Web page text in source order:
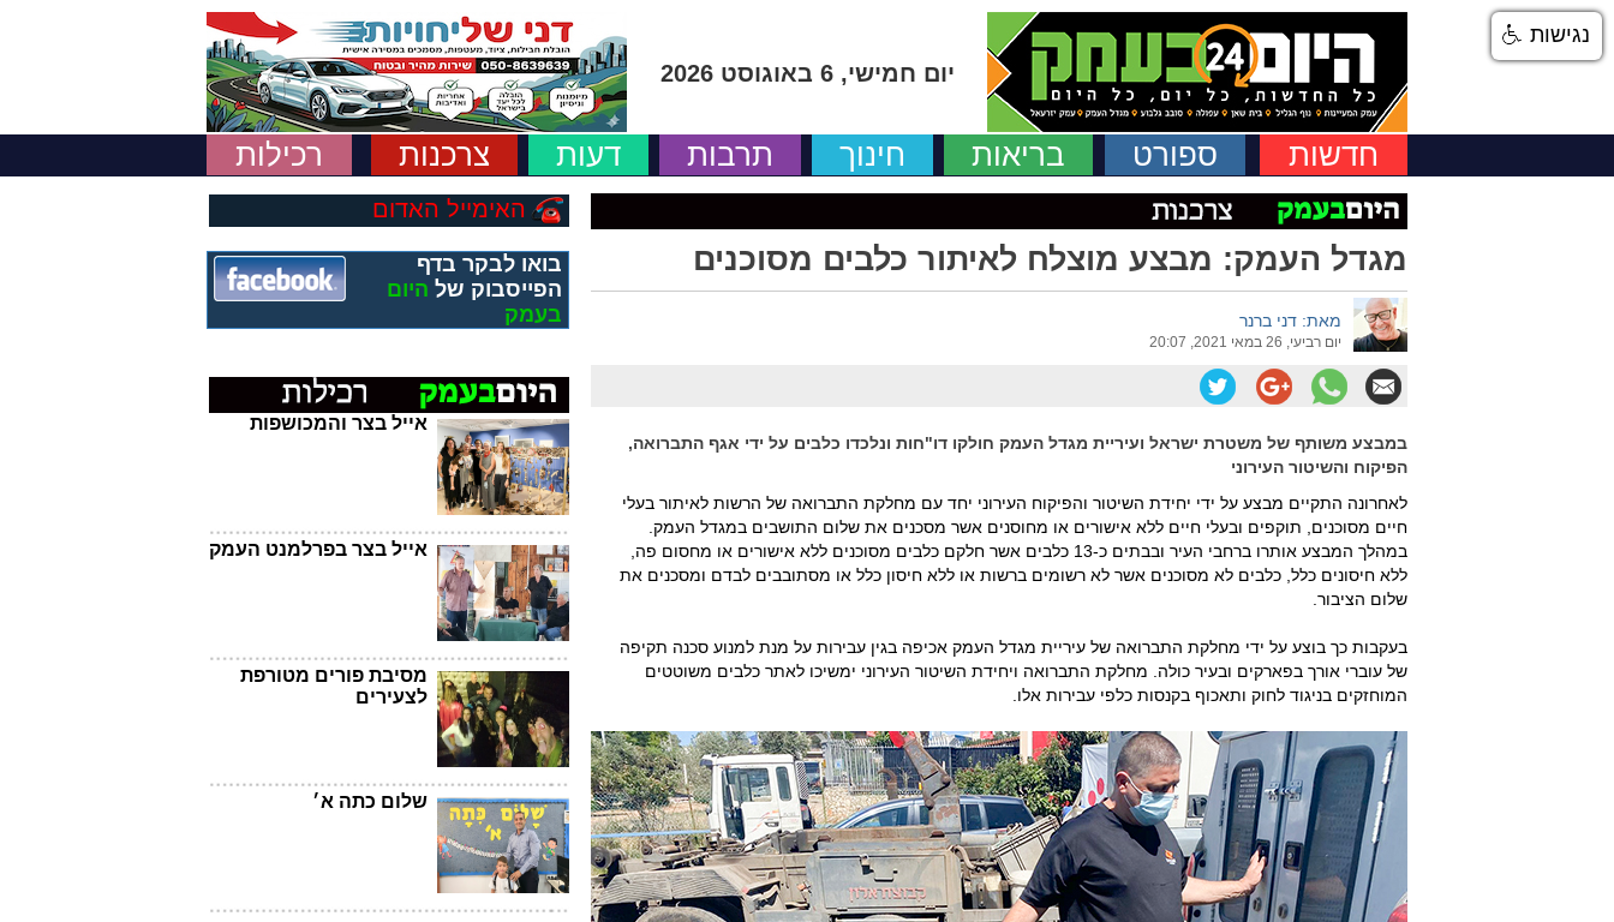
יום חמישי, 6 באוגוסט 2026
חדשות ספורט בריאות חינוך תרבות דעות צרכנות רכילות
מגדל העמק: מבצע מוצלח לאיתור כלבים מסוכנים
מאת: דני ברנר
יום רביעי, 26 במאי 2021, 20:07
במבצע משותף של משטרת ישראל ועיריית מגדל העמק חולקו דו"חות ונלכדו כלבים על ידי אגף התברואה,
הפיקוח והשיטור העירוני
לאחרונה התקיים מבצע על ידי יחידת השיטור והפיקוח העירוני יחד עם מחלקת התברואה של הרשות לאיתור בעלי
חיים מסוכנים, תוקפים ובעלי חיים ללא אישורים או מחוסנים אשר מסכנים את שלום התושבים במגדל העמק.
במהלך המבצע אותרו ברחבי העיר ובבתים כ-13 כלבים אשר חלקם כלבים מסוכנים ללא אישורים או מחסום פה,
ללא חיסונים כלל, כלבים לא מסוכנים אשר לא רשומים ברשות או ללא חיסון כלל או מסתובבים לבדם ומסכנים את
שלום הציבור.
בעקבות כך בוצע על ידי מחלקת התברואה של עיריית מגדל העמק אכיפה בגין עבירות על מנת למנוע סכנה תקיפה
של עוברי אורך בפארקים ובעיר כולה. מחלקת התברואה ויחידת השיטור העירוני ימשיכו לאתר כלבים משוטטים
המוחזקים בניגוד לחוק ותאכוף בקנסות כלפי עבירות אלו.
האימייל האדום
בואו לבקר בדף
הפייסבוק של היום
בעמק
אייל בצר והמכושפות
אייל בצר בפרלמנט העמק
מסיבת פורים מטורפת
לצעירים
שלום כתה א׳
נגישות